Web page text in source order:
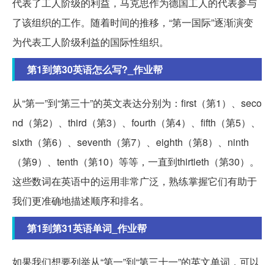
了该组织的工作。随着时间的推移，“第一国际”逐渐演变
为代表工人阶级利益的国际性组织。
第1到第30英语怎么写?_作业帮
从“第一”到“第三十”的英文表达分别为：first（第1）、seco
nd（第2）、third（第3）、fourth（第4）、fifth（第5）、
sixth（第6）、seventh（第7）、eighth（第8）、ninth
（第9）、tenth（第10）等等，一直到thirtieth（第30）。
这些数词在英语中的运用非常广泛，熟练掌握它们有助于
我们更准确地描述顺序和排名。
第1到第31英语单词_作业帮
如果我们想要列举从“第一”到“第三十一”的英文单词，可以